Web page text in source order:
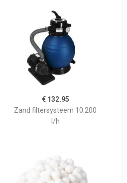
€ 132.95
Zand filtersysteem 10.200
l/h